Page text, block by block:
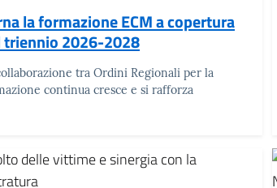
la formazione ECM a copertura
triennio 2026-2028
tra Ordini Regionali per la
continua cresce e si rafforza